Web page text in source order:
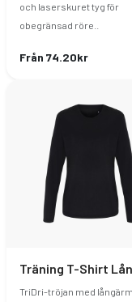
och laserskuret tyg för
obegränsad röre..
Från 74.20kr
TriDri-tröjan med